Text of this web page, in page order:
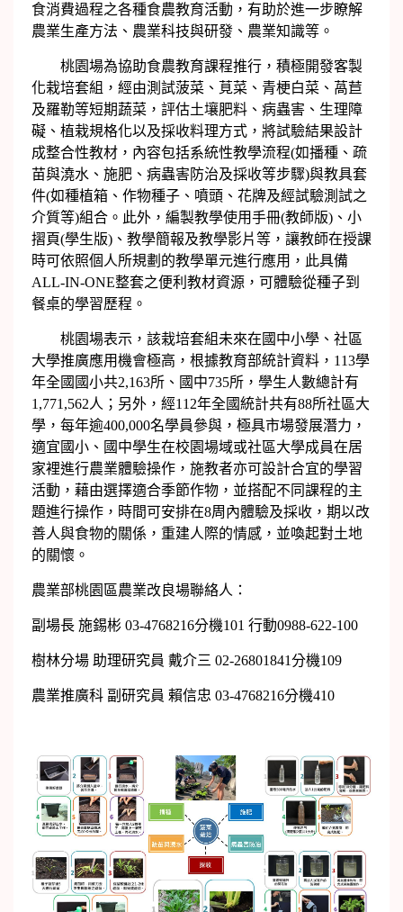
食消費過程之各種食農教育活動，有助於進一步瞭解
農業生產方法、農業科技與研發、農業知識等。
桃園場為協助食農教育課程推行，積極開發客製
化栽培套組，經由測試菠菜、莧菜、青梗白菜、萵苣
及羅勒等短期蔬菜，評估土壤肥料、病蟲害、生理障
礙、植栽規格化以及採收料理方式，將試驗結果設計
成整合性教材，內容包括系統性教學流程(如播種、疏
苗與澆水、施肥、病蟲害防治及採收等步驟)與教具套
件(如種植箱、作物種子、噴頭、花牌及經試驗測試之
介質等)組合。此外，編製教學使用手冊(教師版)、小
摺頁(學生版)、教學簡報及教學影片等，讓教師在授課
時可依照個人所規劃的教學單元進行應用，此具備
ALL-IN-ONE整套之便利教材資源，可體驗從種子到
餐桌的學習歷程。
桃園場表示，該栽培套組未來在國中小學、社區
大學推廣應用機會極高，根據教育部統計資料，113學
年全國國小共2,163所、國中735所，學生人數總計有
1,771,562人；另外，經112年全國統計共有88所社區大
學，每年逾400,000名學員參與，極具市場發展潛力，
適宜國小、國中學生在校園場域或社區大學成員在居
家裡進行農業體驗操作，施教者亦可設計合宜的學習
活動，藉由選擇適合季節作物，並搭配不同課程的主
題進行操作，時間可安排在8周內體驗及採收，期以改
善人與食物的關係，重建人際的情感，並喚起對土地
的關懷。
農業部桃園區農業改良場聯絡人：
副場長 施錫彬 03-4768216分機101 行動0988-622-100
樹林分場 助理研究員 戴介三 02-26801841分機109
農業推廣科 副研究員 賴信忠 03-4768216分機410